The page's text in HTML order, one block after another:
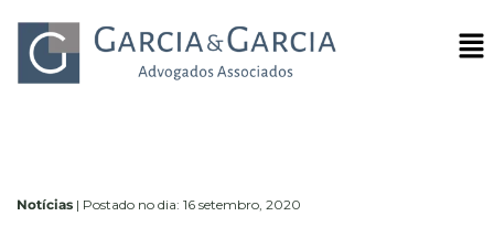
Notícias | Postado no dia: 16 setembro, 2020